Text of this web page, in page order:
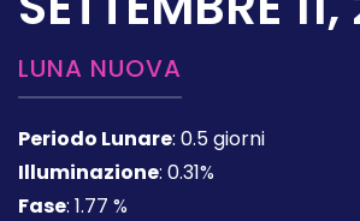
LUNA NUOVA
Periodo Lunare: 0.5 giorni
Illuminazione: 0.31%
Fase: 1.77 %